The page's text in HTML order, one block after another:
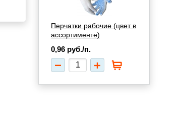
Перчатки рабочие (цвет в
ассортименте)
0,96 руб./п.